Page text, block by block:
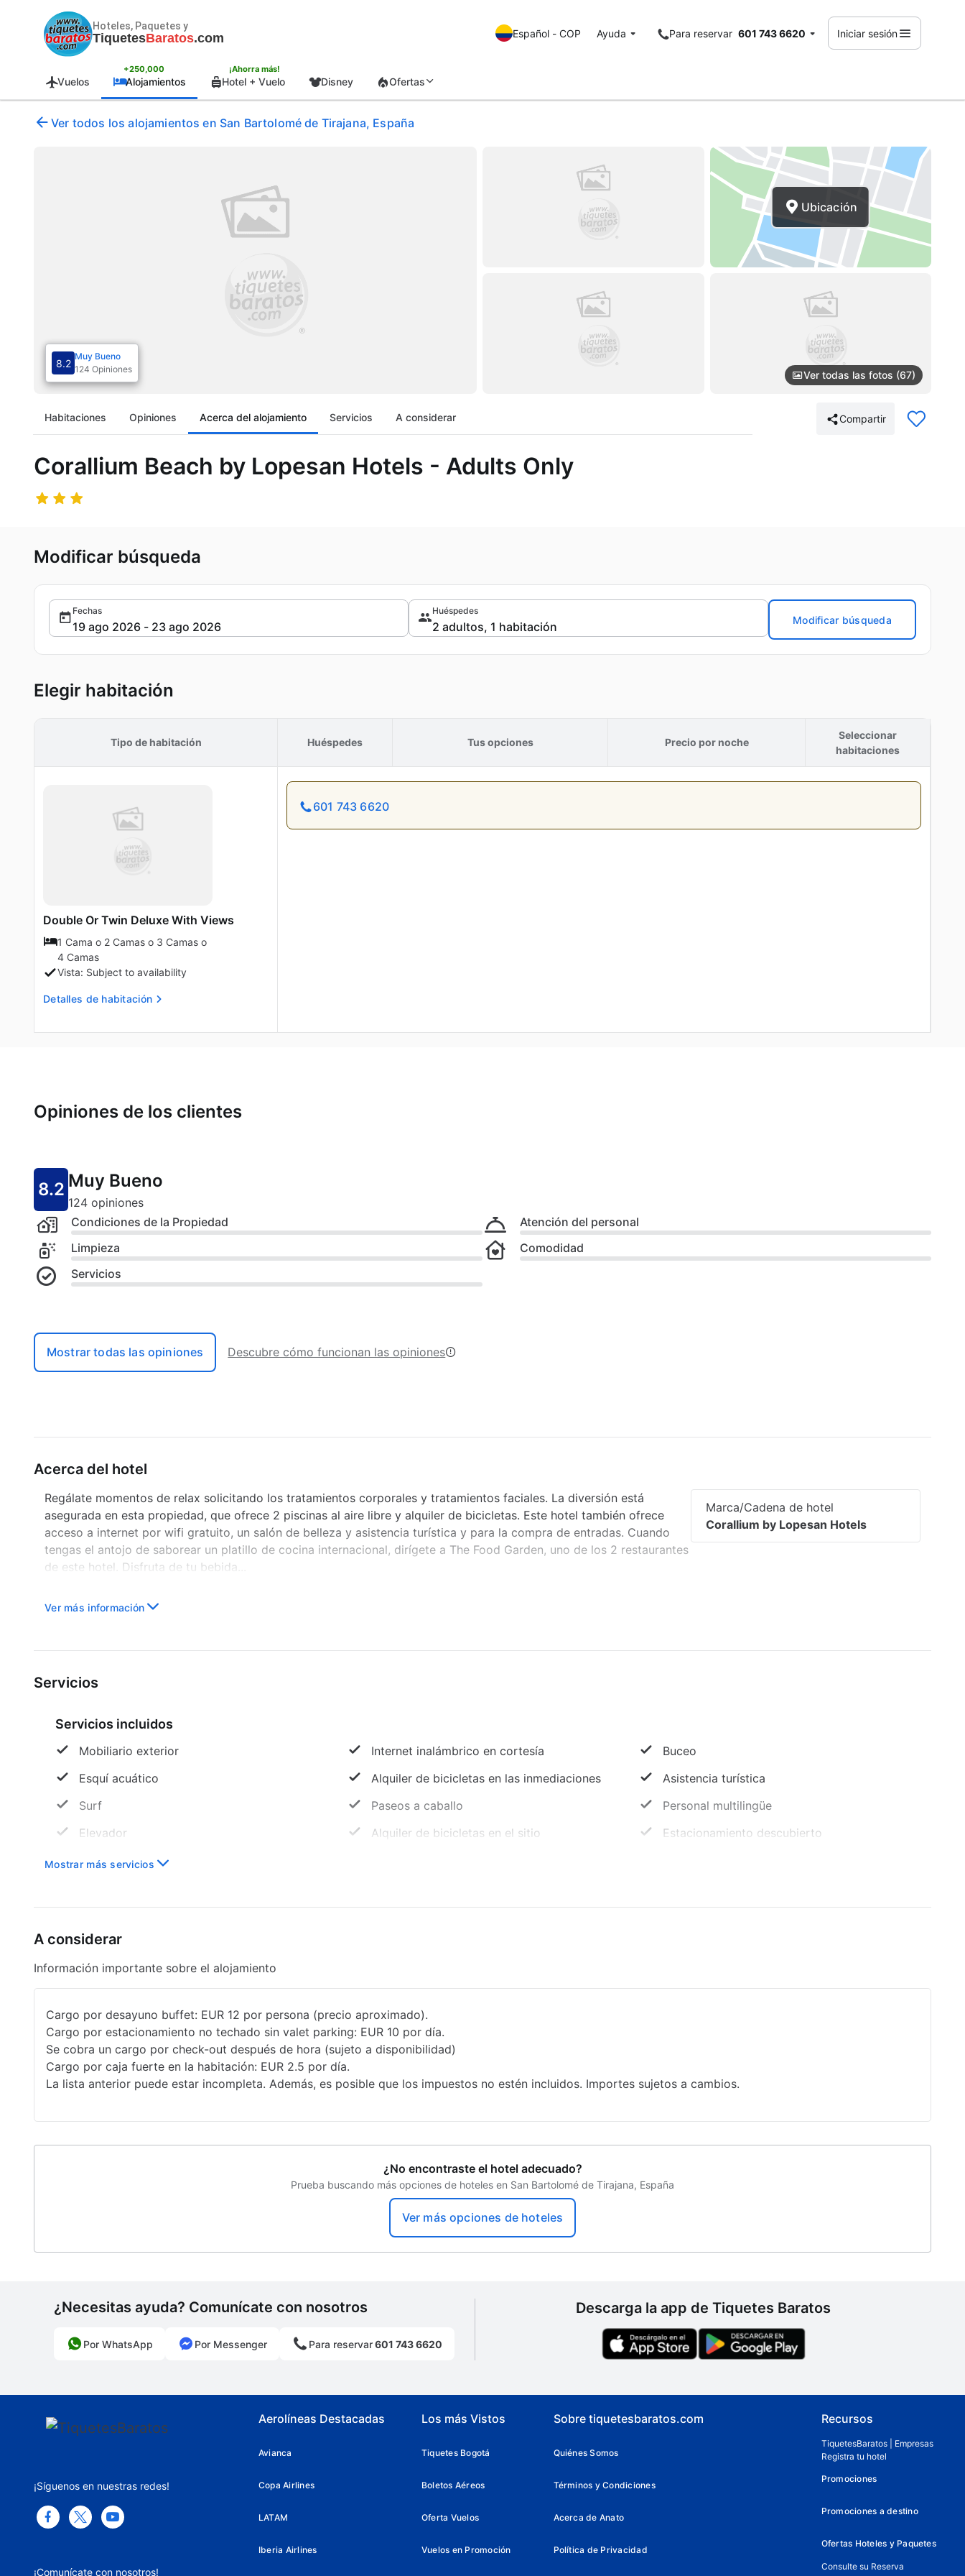
Hoteles, Paquetes y
TiquetesBaratos.com Español - COP Ayuda Para reservar 601 743 6620 Iniciar sesión
Vuelos
+250,000
Alojamientos
¡Ahorra más!
Hotel + Vuelo Disney Ofertas
Ver todos los alojamientos en San Bartolomé de Tirajana, España
8.2
Muy Bueno
124 Opiniones
Ver todas las fotos (67)
Ubicación
Habitaciones Opiniones Acerca del alojamiento Servicios A considerar Compartir
Corallium Beach by Lopesan Hotels - Adults Only
Modificar búsqueda
Fechas Huéspedes
Modificar búsqueda
Elegir habitación
Tipo de habitación Huéspedes Tus opciones Precio por noche
Seleccionar
habitaciones
Double Or Twin Deluxe With Views
1 Cama o 2 Camas o 3 Camas o
4 Camas
Vista: Subject to availability
Detalles de habitación
601 743 6620
Opiniones de los clientes
8.2 Muy Bueno
124 opiniones
Condiciones de la Propiedad
Limpieza
Servicios
Atención del personal
Comodidad
Mostrar todas las opiniones Descubre cómo funcionan las opiniones
Acerca del hotel
Marca/Cadena de hotel
Corallium by Lopesan Hotels
Regálate momentos de relax solicitando los tratamientos corporales y tratamientos faciales. La diversión está
asegurada en esta propiedad, que ofrece 2 piscinas al aire libre y alquiler de bicicletas. Este hotel también ofrece
acceso a internet por wifi gratuito, un salón de belleza y asistencia turística y para la compra de entradas. Cuando
tengas el antojo de saborear un platillo de cocina internacional, dirígete a The Food Garden, uno de los 2 restaurantes
de este hotel. Disfruta de tu bebida...
Ver más información
Servicios
Servicios incluidos
Mobiliario exterior Internet inalámbrico en cortesía
Buceo
Esquí acuático
Alquiler de bicicletas en las inmediaciones
Asistencia turística
Surf
Paseos a caballo
Personal multilingüe
Elevador
Alquiler de bicicletas en el sitio
Estacionamiento descubierto
Windsurf
Golf
Snack bar
Servicios con cargo extra
Desayuno disponible Estacionamiento sin asistencia (de pago)
Mostrar más servicios
A considerar
Información importante sobre el alojamiento
Cargo por desayuno buffet: EUR 12 por persona (precio aproximado).
Cargo por estacionamiento no techado sin valet parking: EUR 10 por día.
Se cobra un cargo por check-out después de hora (sujeto a disponibilidad)
Cargo por caja fuerte en la habitación: EUR 2.5 por día.
La lista anterior puede estar incompleta. Además, es posible que los impuestos no estén incluidos. Importes sujetos a cambios.
¿No encontraste el hotel adecuado?
Prueba buscando más opciones de hoteles en San Bartolomé de Tirajana, España
Ver más opciones de hoteles
¿Necesitas ayuda? Comunícate con nosotros
Por WhatsApp Por Messenger Para reservar601 743 6620
Descarga la app de Tiquetes Baratos
¡Síguenos en nuestras redes!
¡Comunícate con nosotros!
Aerolíneas Destacadas
Avianca
Copa Airlines
LATAM
Iberia Airlines
Los más Vistos
Tiquetes Bogotá
Boletos Aéreos
Oferta Vuelos
Vuelos en Promoción
Sobre tiquetesbaratos.com
Quiénes Somos
Términos y Condiciones
Acerca de Anato
Política de Privacidad
Recursos
TiquetesBaratos | Empresas
Registra tu hotel
Promociones
Promociones a destino
Ofertas Hoteles y Paquetes
Consulte su Reserva